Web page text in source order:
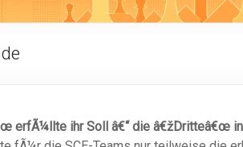
erfÃ¼llte ihr Soll â€“ die â€žDritteâ€œ in